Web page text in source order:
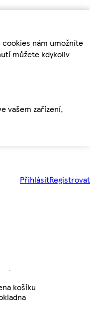
nám umožníte
můžete kdykoliv
vašem zařízení,
PřihlásitRegistrovat
cena košíku
košíku